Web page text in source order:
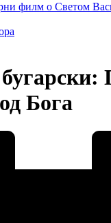
филм о Светом
Бога